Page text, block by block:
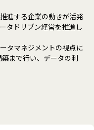
進する企業の動きが活発
タドリブン経営を推進し
タマネジメントの視点に
まで行い、データの利